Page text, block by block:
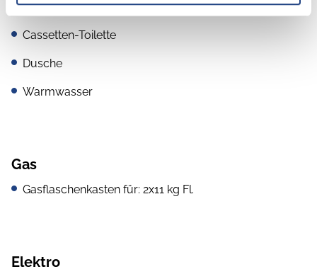
Sanitär
Cassetten-Toilette
Dusche
Warmwasser
Gas
Gasflaschenkasten für: 2x11 kg Fl.
Elektro